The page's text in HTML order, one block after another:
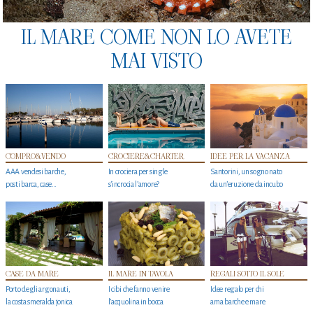
IL MARE COME NON LO AVETE
MAI VISTO
COMPRO&VENDO
AAA vendesi barche,
posti barca, case…
CROCIERE&CHARTER
In crociera per single
s'incrocia l’amore?
IDEE PER LA VACANZA
Santorini, un sogno nato
da un’eruzione da incubo
CASE DA MARE
Porto degli argonauti,
la costa smeralda jonica
IL MARE IN TAVOLA
I cibi che fanno venire
l’acquolina in bocca
REGALI SOTTO IL SOLE
Idee regalo per chi
ama barche e mare